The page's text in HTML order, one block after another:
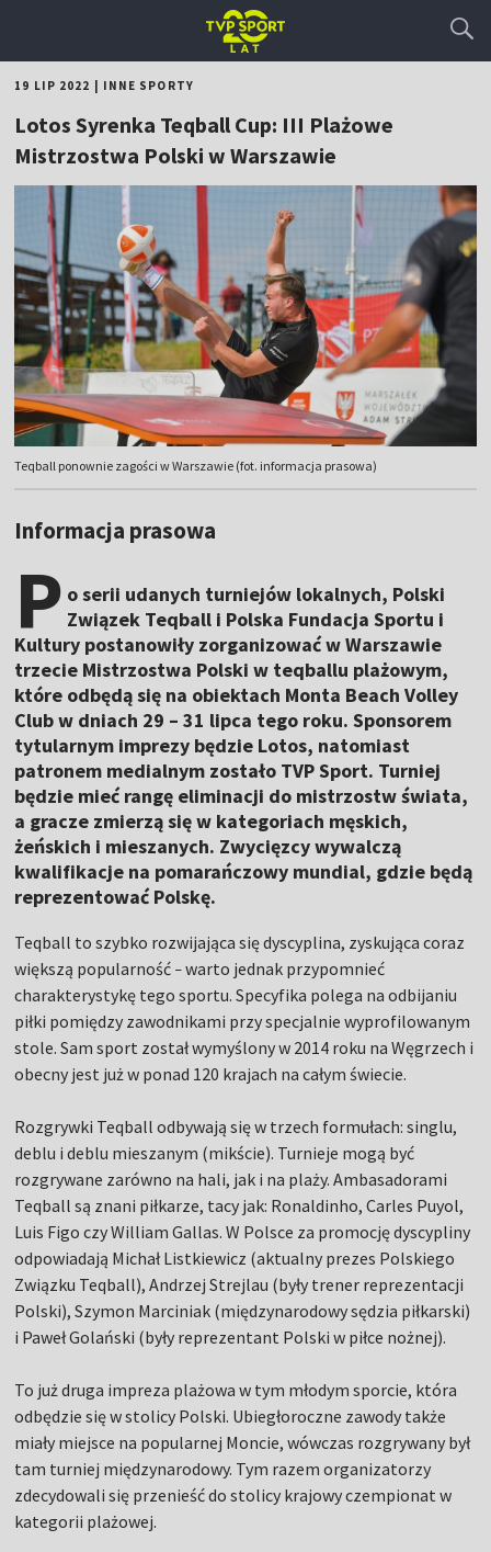
19 LIP 2022 INNE SPORTY
Lotos Syrenka Teqball Cup: III Plażowe
Mistrzostwa Polski w Warszawie
Teqball ponownie zagości w Warszawie (fot. informacja prasowa)
Informacja prasowa
P o serii udanych turniejów lokalnych, Polski
Związek Teqball i Polska Fundacja Sportu i
Kultury postanowiły zorganizować w Warszawie
trzecie Mistrzostwa Polski w teqballu plażowym,
które odbędą się na obiektach Monta Beach Volley
Club w dniach 29 – 31 lipca tego roku. Sponsorem
tytularnym imprezy będzie Lotos, natomiast
patronem medialnym zostało TVP Sport. Turniej
będzie mieć rangę eliminacji do mistrzostw świata,
a gracze zmierzą się w kategoriach męskich,
żeńskich i mieszanych. Zwycięzcy wywalczą
kwalifikacje na pomarańczowy mundial, gdzie będą
reprezentować Polskę.
Teqball to szybko rozwijająca się dyscyplina, zyskująca coraz
większą popularność – warto jednak przypomnieć
charakterystykę tego sportu. Specyfika polega na odbijaniu
piłki pomiędzy zawodnikami przy specjalnie wyprofilowanym
stole. Sam sport został wymyślony w 2014 roku na Węgrzech i
obecny jest już w ponad 120 krajach na całym świecie.
Rozgrywki Teqball odbywają się w trzech formułach: singlu,
deblu i deblu mieszanym (mikście). Turnieje mogą być
rozgrywane zarówno na hali, jak i na plaży. Ambasadorami
Teqball są znani piłkarze, tacy jak: Ronaldinho, Carles Puyol,
Luis Figo czy William Gallas. W Polsce za promocję dyscypliny
odpowiadają Michał Listkiewicz (aktualny prezes Polskiego
Związku Teqball), Andrzej Strejlau (były trener reprezentacji
Polski), Szymon Marciniak (międzynarodowy sędzia piłkarski)
i Paweł Golański (były reprezentant Polski w piłce nożnej).
To już druga impreza plażowa w tym młodym sporcie, która
odbędzie się w stolicy Polski. Ubiegłoroczne zawody także
miały miejsce na popularnej Moncie, wówczas rozgrywany był
tam turniej międzynarodowy. Tym razem organizatorzy
zdecydowali się przenieść do stolicy krajowy czempionat w
kategorii plażowej.